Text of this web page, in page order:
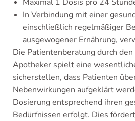
In Verbindung mit einer
einschließlich regelmäßiger
ausgewogener Ernährung,
Die Patientenberatung durch den
Apotheker spielt eine
sicherstellen, dass Patienten
Nebenwirkungen aufgeklärt
Dosierung entsprechend ihren
Bedürfnissen erfolgt. Dies